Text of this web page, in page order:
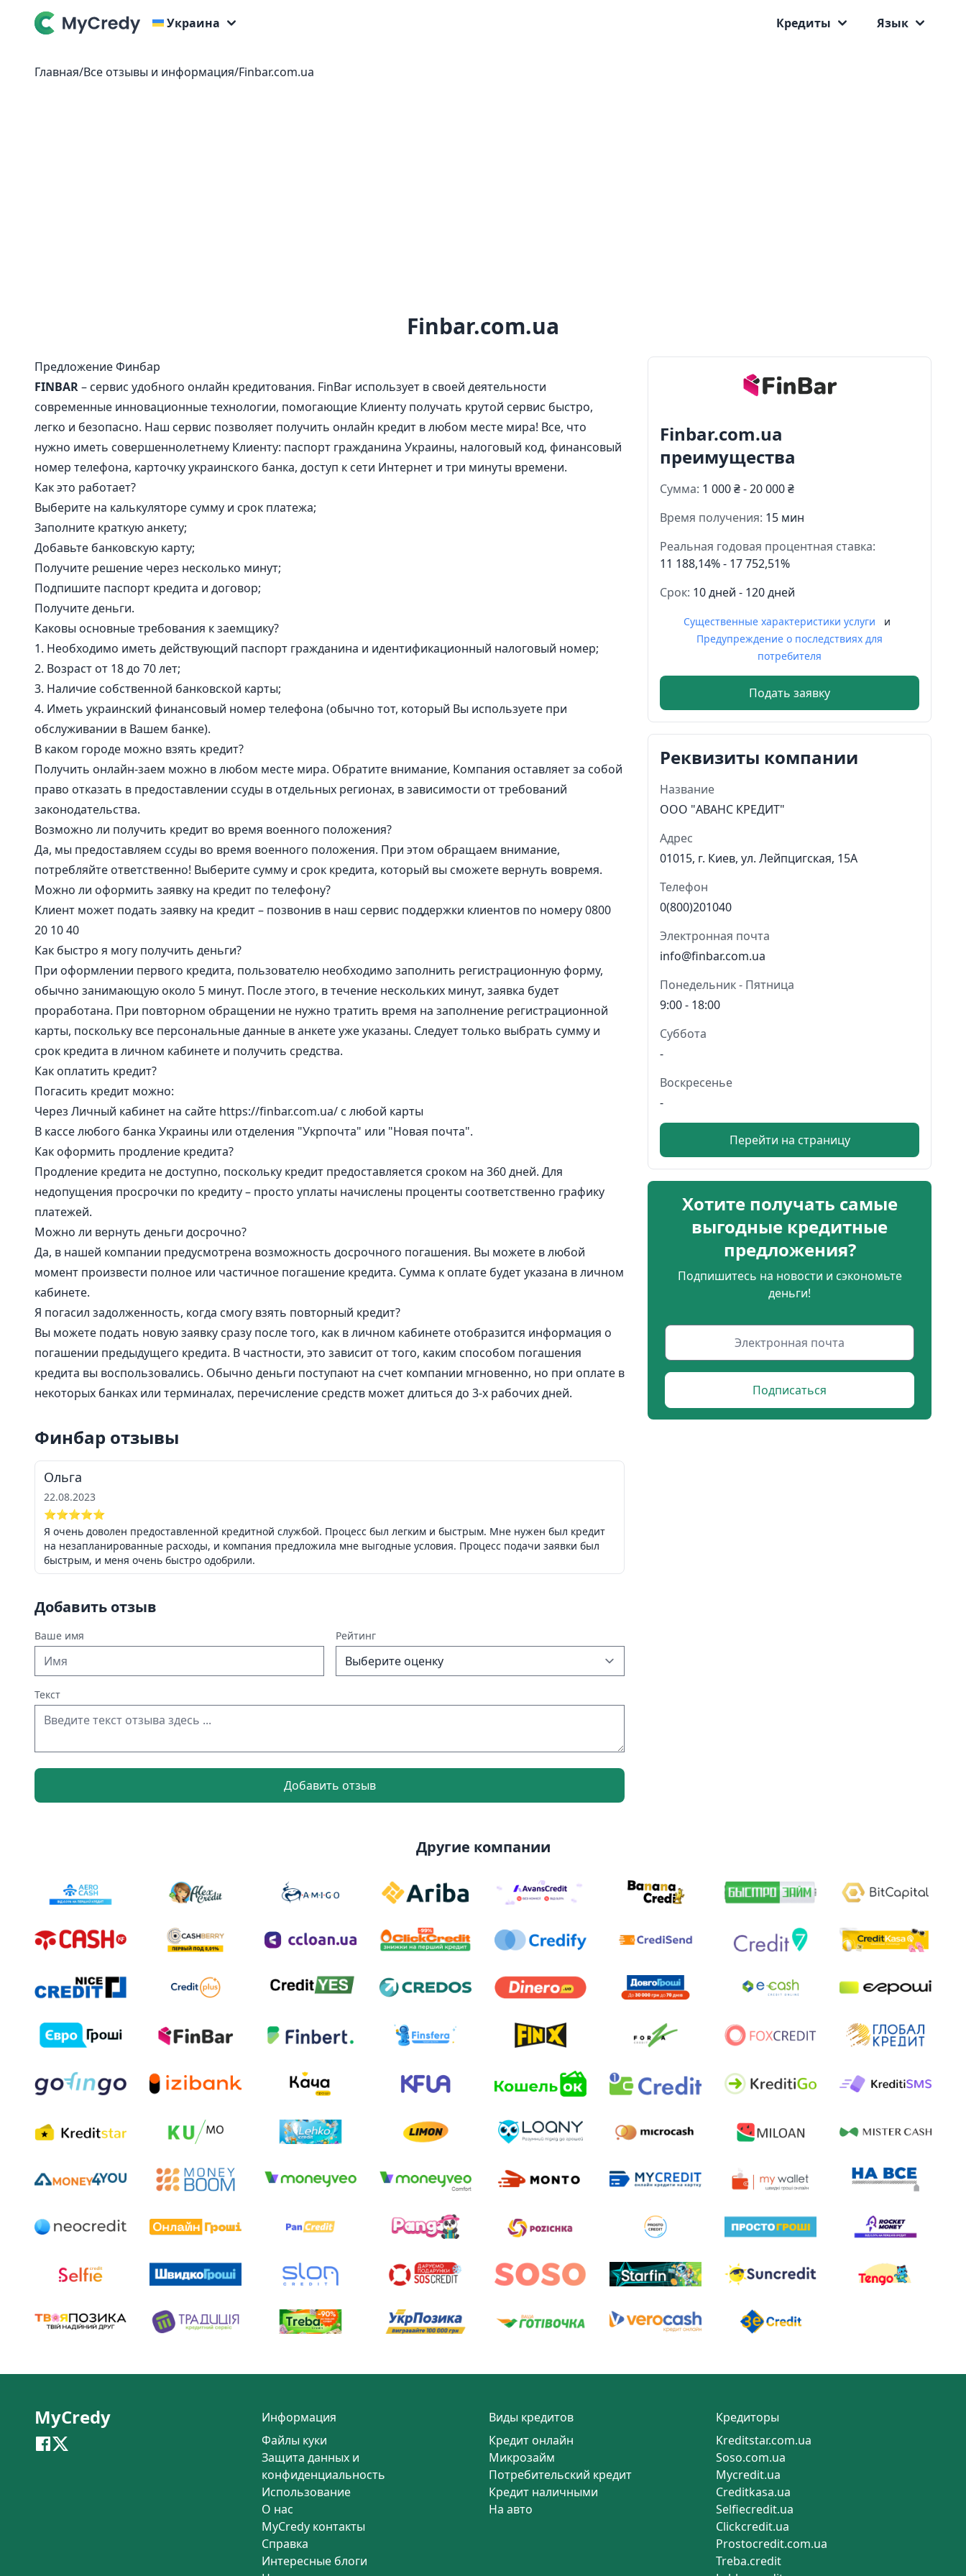
Украина Кредиты Язык
Главная/Все отзывы и информация/Finbar.com.ua
Finbar.com.ua
Finbar.com.ua
преимущества
Сумма: 1 000 ₴ - 20 000 ₴
Время получения: 15 мин
Реальная годовая процентная ставка:
11 188,14% - 17 752,51%
Срок: 10 дней - 120 дней
Существенные характеристики услуги
и
Предупреждение о последствиях для
потребителя
Подать заявку
Реквизиты компании
Название
OOO "АВАНС КРЕДИТ"
Адрес
01015, г. Киев, ул. Лейпцигская, 15А
Телефон
0(800)201040
Электронная почта
info@finbar.com.ua
Понедельник - Пятница
9:00 - 18:00
Суббота
-
Воскресенье
-
Перейти на страницу
Хотите получать самые
выгодные кредитные
предложения?
Подпишитесь на новости и сэкономьте
деньги!
Подписаться
Предложение Финбар
FINBAR– сервис удобного онлайн кредитования. FinBar использует в своей деятельности
современные инновационные технологии, помогающие Клиенту получать крутой сервис быстро,
легко и безопасно. Наш сервис позволяет получить онлайн кредит в любом месте мира! Все, что
нужно иметь совершеннолетнему Клиенту: паспорт гражданина Украины, налоговый код, финансовый
номер телефона, карточку украинского банка, доступ к сети Интернет и три минуты времени.
Как это работает?
Выберите на калькуляторе сумму и срок платежа;
Заполните краткую анкету;
Добавьте банковскую карту;
Получите решение через несколько минут;
Подпишите паспорт кредита и договор;
Получите деньги.
Каковы основные требования к заемщику?
1. Необходимо иметь действующий паспорт гражданина и идентификационный налоговый номер;
2. Возраст от 18 до 70 лет;
3. Наличие собственной банковской карты;
4. Иметь украинский финансовый номер телефона (обычно тот, который Вы используете при
обслуживании в Вашем банке).
В каком городе можно взять кредит?
Получить онлайн-заем можно в любом месте мира. Обратите внимание, Компания оставляет за собой
право отказать в предоставлении ссуды в отдельных регионах, в зависимости от требований
законодательства.
Возможно ли получить кредит во время военного положения?
Да, мы предоставляем ссуды во время военного положения. При этом обращаем внимание,
потребляйте ответственно! Выберите сумму и срок кредита, который вы сможете вернуть вовремя.
Можно ли оформить заявку на кредит по телефону?
Клиент может подать заявку на кредит – позвонив в наш сервис поддержки клиентов по номеру 0800
20 10 40
Как быстро я могу получить деньги?
При оформлении первого кредита, пользователю необходимо заполнить регистрационную форму,
обычно занимающую около 5 минут. После этого, в течение нескольких минут, заявка будет
проработана. При повторном обращении не нужно тратить время на заполнение регистрационной
карты, поскольку все персональные данные в анкете уже указаны. Следует только выбрать сумму и
срок кредита в личном кабинете и получить средства.
Как оплатить кредит?
Погасить кредит можно:
Через Личный кабинет на сайте https://finbar.com.ua/ с любой карты
В кассе любого банка Украины или отделения "Укрпочта" или "Новая почта".
Как оформить продление кредита?
Продление кредита не доступно, поскольку кредит предоставляется сроком на 360 дней. Для
недопущения просрочки по кредиту – просто уплаты начислены проценты соответственно графику
платежей.
Можно ли вернуть деньги досрочно?
Да, в нашей компании предусмотрена возможность досрочного погашения. Вы можете в любой
момент произвести полное или частичное погашение кредита. Сумма к оплате будет указана в личном
кабинете.
Я погасил задолженность, когда смогу взять повторный кредит?
Вы можете подать новую заявку сразу после того, как в личном кабинете отобразится информация о
погашении предыдущего кредита. В частности, это зависит от того, каким способом погашения
кредита вы воспользовались. Обычно деньги поступают на счет компании мгновенно, но при оплате в
некоторых банках или терминалах, перечисление средств может длиться до 3-х рабочих дней.
Финбар отзывы
Ольга
22.08.2023
⭐⭐⭐⭐⭐
Я очень доволен предоставленной кредитной службой. Процесс был легким и быстрым. Мне нужен был кредит
на незапланированные расходы, и компания предложила мне выгодные условия. Процесс подачи заявки был
быстрым, и меня очень быстро одобрили.
Добавить отзыв
Ваше имя Рейтинг
Текст
Добавить отзыв
Другие компании
MyCredy
Информация
Файлы куки
Защита данных и
конфиденциальность
Использование
О нас
MyCredy контакты
Справка
Интересные блоги
Виды кредитов
Кредит онлайн
Микрозайм
Потребительский кредит
Кредит наличными
На авто
Кредиторы
Kreditstar.com.ua
Soso.com.ua
Mycredit.ua
Creditkasa.ua
Selfiecredit.ua
Clickcredit.ua
Prostocredit.com.ua
Treba.credit